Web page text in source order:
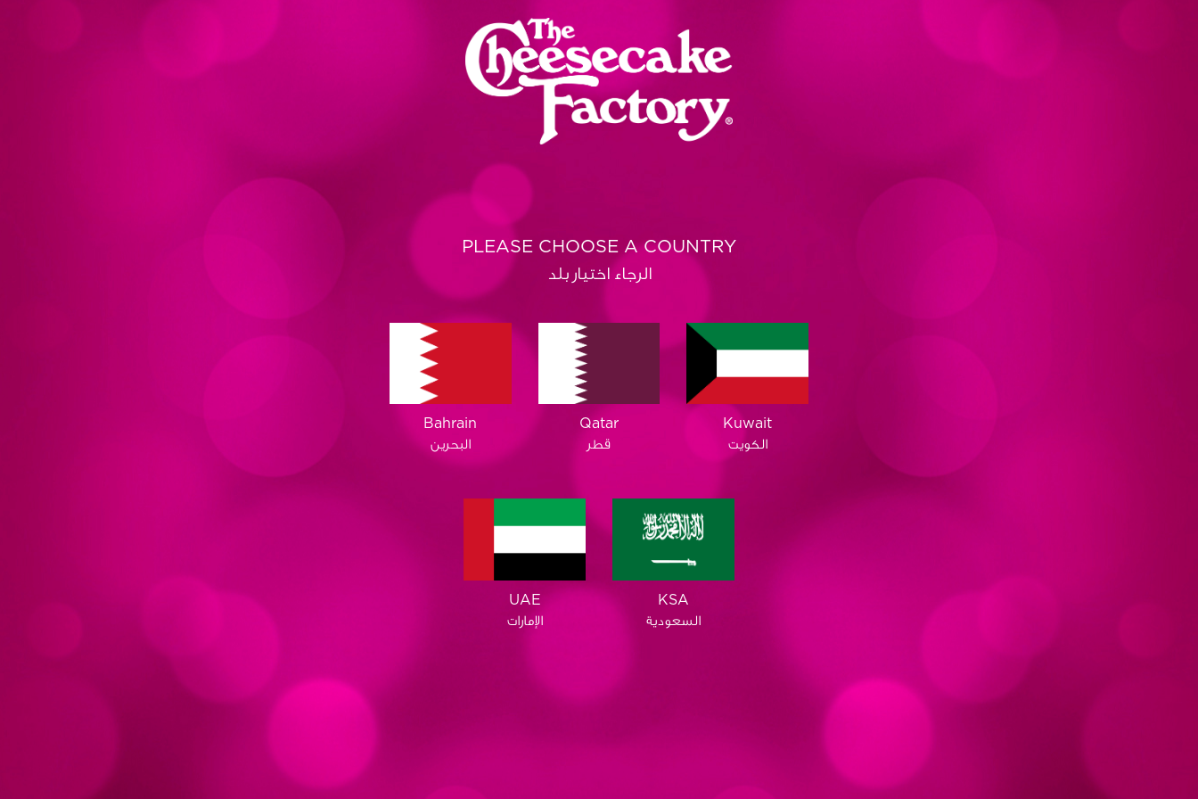
PLEASE CHOOSE A COUNTRY
الرجاء اختيار بلد
Bahrain
البحرين
Qatar
قطر
Kuwait
الكويت
UAE
الإمارات
KSA
السعودية